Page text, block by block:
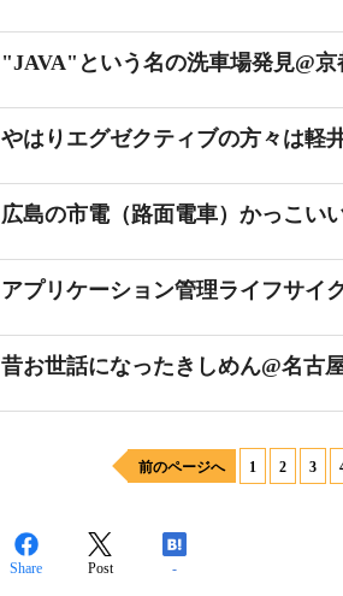
"JAVA"という名の洗車場発見@京
やはりエグゼクティブの方々は軽
広島の市電（路面電車）かっこい
アプリケーション管理ライフサイ
昔お世話になったきしめん@名古
前のページへ 1 2 3
Share Post -